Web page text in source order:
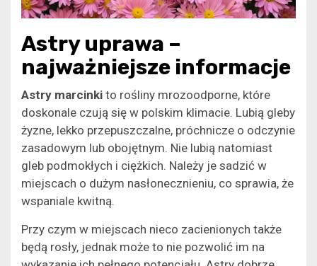
Astry uprawa –
najważniejsze informacje
Astry marcinki to rośliny mrozoodporne, które
doskonale czują się w polskim klimacie. Lubią gleby
żyzne, lekko przepuszczalne, próchnicze o odczynie
zasadowym lub obojętnym. Nie lubią natomiast
gleb podmokłych i ciężkich. Należy je sadzić w
miejscach o dużym nasłonecznieniu, co sprawia, że
wspaniale kwitną.
Przy czym w miejscach nieco zacienionych także
będą rosły, jednak może to nie pozwolić im na